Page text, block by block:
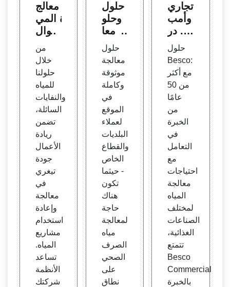
معالج
ة المي
اه وال
الصح
ي | تي
غري
من
خلال
حلولنا
للمياه
والنفايات
السائلة،
تضمن
ريادة
الأعمال
جودة
تيغري
في
معالجة
وإعادة
استخدام
مشاريع
المياه.
تساعد
الأنظمة
شركتك
حلول
وحلو
ل معا
لجة م
ياه ال
صرف
الصح
ي تقن
يات |
توفر
محطا
ت مع
الجة
مياه ال
صرف
الصح
ي الج
اهزة
والمعب
أة من
سلسل
ة فلوا
نس
حلول
معالجة
موثوقة
وكاملة
في
الموقع
لعملاء
البلديات
والقطاع
الخاص
- حيثما
تكون
هناك
حاجة
لمعالجة
مياه
الصرف
الصحي
على
نطاق
تجاري
ة وأمب
ير. در
اسات
حالة ل
معالج
ة المي
اه الص
حلول
Besco:
مع أكثر
من 50
عامًا
من
الخبرة
في
التعامل
مع
احتياجات
معالجة
المياه
لمختلف
الصناعات
الغذائية،
تتمتع
Besco
Commercial
بالخبرة